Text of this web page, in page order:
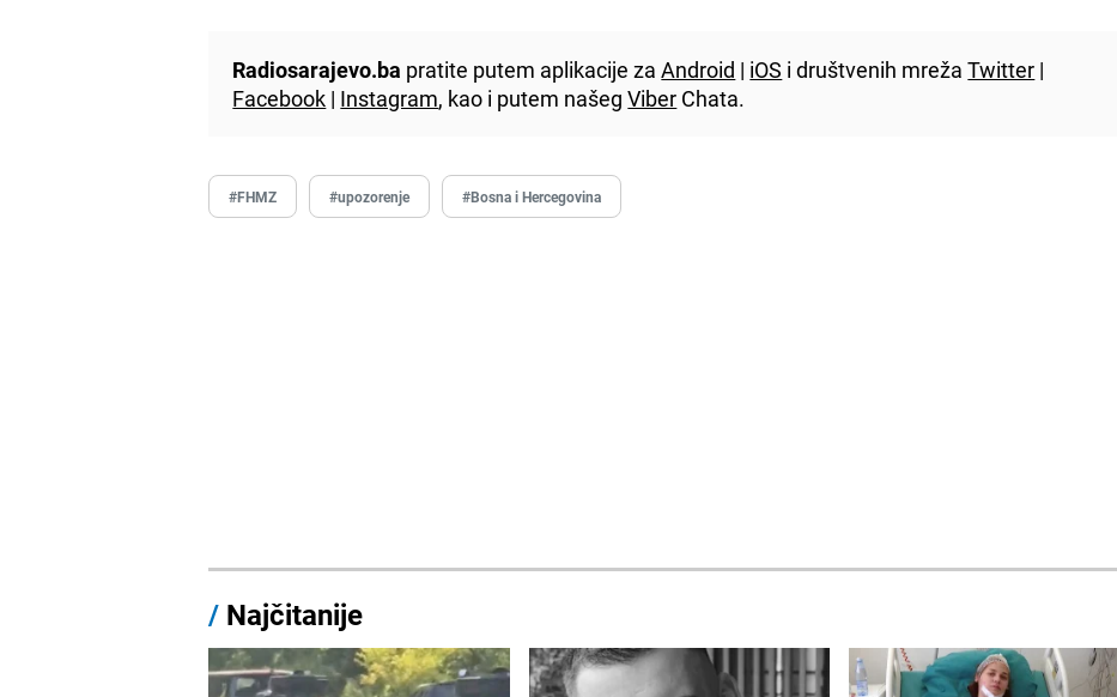
Radiosarajevo.ba pratite putem aplikacije zaAndroid | iOS i društvenih mrežaTwitter |
Facebook | Instagram, kao i putem našegViber Chata.
#FHMZ #upozorenje #Bosna i Hercegovina
/ Najčitanije